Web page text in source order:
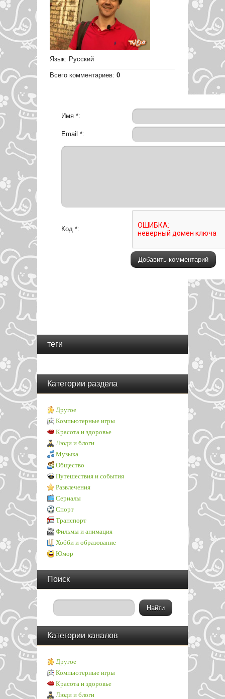
Язык: Русский
Всего комментариев: 0
Имя *:
Email *:
Код *:
теги
Категории раздела
Другое
Компьютерные игры
Красота и здоровье
Люди и блоги
Музыка
Общество
Путешествия и события
Развлечения
Сериалы
Спорт
Транспорт
Фильмы и анимация
Хобби и образование
Юмор
Поиск
Категории каналов
Другое
Компьютерные игры
Красота и здоровье
Люди и блоги